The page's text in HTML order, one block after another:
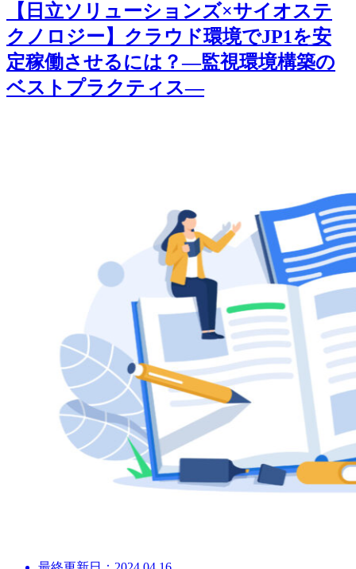
【日立ソリューションズ×サイオステ
クノロジー】クラウド環境でJP1を安
定稼働させるには？―監視環境構築の
ベストプラクティス―